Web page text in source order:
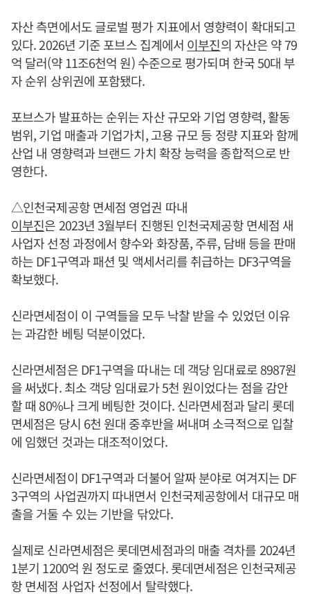
자산 측면에서도 글로벌 평가 지표에서 영향력이 확대되고
있다. 2026년 기준 포브스 집계에서 이부진의 자산은 약 79
억 달러(약 11조6천억 원) 수준으로 평가되며 한국 50대 부
자 순위 상위권에 포함됐다.
포브스가 발표하는 순위는 자산 규모와 기업 영향력, 활동
범위, 기업 매출과 기업가치, 고용 규모 등 정량 지표와 함께
산업 내 영향력과 브랜드 가치 확장 능력을 종합적으로 반
영한다.
△인천국제공항 면세점 영업권 따내
이부진은 2023년 3월부터 진행된 인천국제공항 면세점 새
사업자 선정 과정에서 향수와 화장품, 주류, 담배 등을 판매
하는 DF1구역과 패션 및 액세서리를 취급하는 DF3구역을
확보했다.
신라면세점이 이 구역들을 모두 낙찰 받을 수 있었던 이유
는 과감한 베팅 덕분이었다.
신라면세점은 DF1구역을 따내는 데 객당 임대료로 8987원
을 써냈다. 최소 객당 임대료가 5천 원이었다는 점을 감안
할 때 80%나 크게 베팅한 것이다. 신라면세점과 달리 롯데
면세점은 당시 6천 원대 중후반을 써내며 소극적으로 입찰
에 임했던 것과는 대조적이었다.
신라면세점이 DF1구역과 더불어 알짜 분야로 여겨지는 DF
3구역의 사업권까지 따내면서 인천국제공항에서 대규모 매
출을 거둘 수 있는 기반을 닦았다.
실제로 신라면세점은 롯데면세점과의 매출 격차를 2024년
1분기 1200억 원 정도로 줄였다. 롯데면세점은 인천국제공
항 면세점 사업자 선정에서 탈락했다.